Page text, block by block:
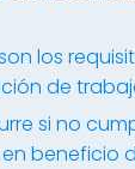
los
de
si no
beneficio